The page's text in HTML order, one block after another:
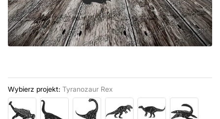
Wybierz projekt: Tyranozaur Rex